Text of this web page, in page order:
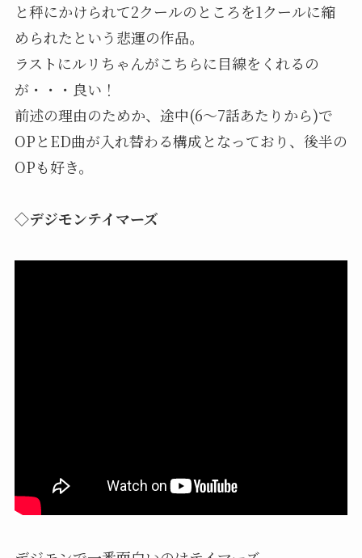
と秤にかけられて2クールのところを1クールに縮
められたという悲運の作品。
ラストにルリちゃんがこちらに目線をくれるの
が・・・良い！
前述の理由のためか、途中(6～7話あたりから)で
OPとED曲が入れ替わる構成となっており、後半の
OPも好き。
◇デジモンテイマーズ